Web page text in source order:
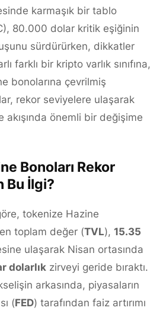
karmaşık bir tablo
80.000 dolar kritik eşiğinin
sürdürürken, dikkatler
farklı bir kripto varlık sınıfına,
bonolarına çevrilmiş
rekor seviyelere ulaşarak
akışında önemli bir değişime
Bonoları Rekor
Bu İlgi?
tokenize Hazine
toplam değer (TVL), 15.35
ulaşarak Nisan ortasında
dolarlık zirveyi geride bıraktı.
arkasında, piyasaların
(FED) tarafından faiz artırımı